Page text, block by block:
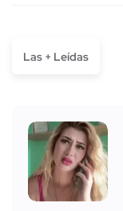
Las + Leídas